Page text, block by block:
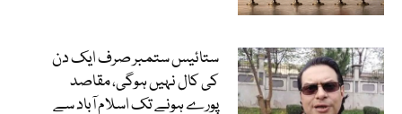
ستائیس ستمبر صرف ایک دن
کی کال نہیں ہوگی، مقاصد
پورے ہونے تک اسلام آباد سے